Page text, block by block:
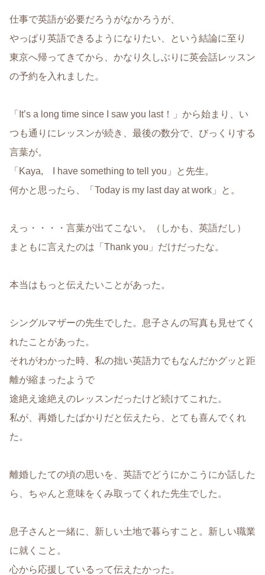
仕事で英語が必要だろうがなかろうが、
やっぱり英語できるようになりたい、という結論に至り
東京へ帰ってきてから、かなり久しぶりに英会話レッスン
の予約を入れました。
「It’s a long time since I saw you last！」から始まり、い
つも通りにレッスンが続き、最後の数分で、びっくりする
言葉が。
「Kaya, I have something to tell you」と先生。
何かと思ったら、「Today is my last day at work」と。
えっ・・・・言葉が出てこない。（しかも、英語だし）
まともに言えたのは「Thank you」だけだったな。
本当はもっと伝えたいことがあった。
シングルマザーの先生でした。息子さんの写真も見せてく
れたことがあった。
それがわかった時、私の拙い英語力でもなんだかグッと距
離が縮まったようで
途絶え途絶えのレッスンだったけど続けてこれた。
私が、再婚したばかりだと伝えたら、とても喜んでくれ
た。
離婚したての頃の思いを、英語でどうにかこうにか話した
ら、ちゃんと意味をくみ取ってくれた先生でした。
息子さんと一緒に、新しい土地で暮らすこと。新しい職業
に就くこと。
心から応援しているって伝えたかった。